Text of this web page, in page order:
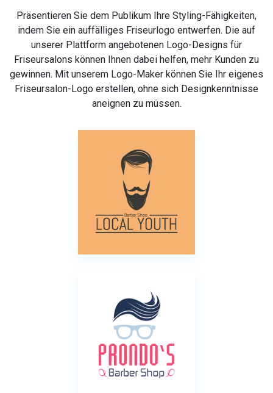
Präsentieren Sie dem Publikum Ihre Styling-Fähigkeiten,
indem Sie ein auffälliges Friseurlogo entwerfen. Die auf
unserer Plattform angebotenen Logo-Designs für
Friseursalons können Ihnen dabei helfen, mehr Kunden zu
gewinnen. Mit unserem Logo-Maker können Sie Ihr eigenes
Friseursalon-Logo erstellen, ohne sich Designkenntnisse
aneignen zu müssen.